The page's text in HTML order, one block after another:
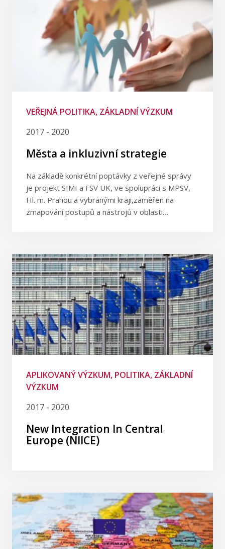
VEŘEJNÁ POLITIKA, ZÁKLADNÍ VÝZKUM
2017 - 2020
Města a inkluzivní strategie
Na základě konkrétní poptávky z veřejné správy
je projekt SIMI a FSV UK, ve spolupráci s MPSV,
Hl. m. Prahou a vybranými kraji,zaměřen na
zmapování postupů a nástrojů v oblasti…
APLIKOVANÝ VÝZKUM, POLITIKA, ZÁKLADNÍ
VÝZKUM
2017 - 2020
New Integration In Central
Europe (NIICE)